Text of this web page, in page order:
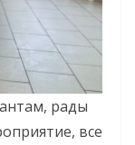
рады
все